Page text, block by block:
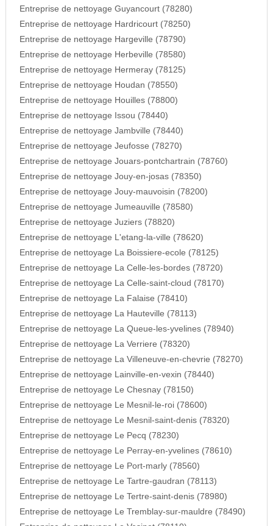
Entreprise de nettoyage Guyancourt (78280)
Entreprise de nettoyage Hardricourt (78250)
Entreprise de nettoyage Hargeville (78790)
Entreprise de nettoyage Herbeville (78580)
Entreprise de nettoyage Hermeray (78125)
Entreprise de nettoyage Houdan (78550)
Entreprise de nettoyage Houilles (78800)
Entreprise de nettoyage Issou (78440)
Entreprise de nettoyage Jambville (78440)
Entreprise de nettoyage Jeufosse (78270)
Entreprise de nettoyage Jouars-pontchartrain (78760)
Entreprise de nettoyage Jouy-en-josas (78350)
Entreprise de nettoyage Jouy-mauvoisin (78200)
Entreprise de nettoyage Jumeauville (78580)
Entreprise de nettoyage Juziers (78820)
Entreprise de nettoyage L'etang-la-ville (78620)
Entreprise de nettoyage La Boissiere-ecole (78125)
Entreprise de nettoyage La Celle-les-bordes (78720)
Entreprise de nettoyage La Celle-saint-cloud (78170)
Entreprise de nettoyage La Falaise (78410)
Entreprise de nettoyage La Hauteville (78113)
Entreprise de nettoyage La Queue-les-yvelines (78940)
Entreprise de nettoyage La Verriere (78320)
Entreprise de nettoyage La Villeneuve-en-chevrie (78270)
Entreprise de nettoyage Lainville-en-vexin (78440)
Entreprise de nettoyage Le Chesnay (78150)
Entreprise de nettoyage Le Mesnil-le-roi (78600)
Entreprise de nettoyage Le Mesnil-saint-denis (78320)
Entreprise de nettoyage Le Pecq (78230)
Entreprise de nettoyage Le Perray-en-yvelines (78610)
Entreprise de nettoyage Le Port-marly (78560)
Entreprise de nettoyage Le Tartre-gaudran (78113)
Entreprise de nettoyage Le Tertre-saint-denis (78980)
Entreprise de nettoyage Le Tremblay-sur-mauldre (78490)